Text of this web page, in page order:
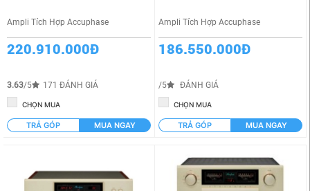
Ampli Tích Hợp Accuphase
220.910.000Đ
3.63/5 171 ĐÁNH GIÁ
CHỌN MUA
TRẢ GÓP MUA NGAY
Ampli Tích Hợp Accuphase
186.550.000Đ
/5 ĐÁNH GIÁ
CHỌN MUA
TRẢ GÓP MUA NGAY